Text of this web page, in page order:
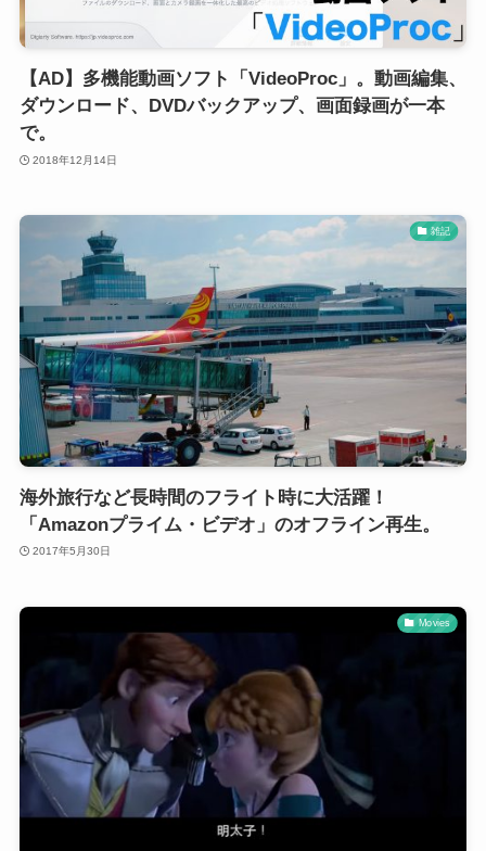
【AD】多機能動画ソフト「VideoProc」。動画編集、
ダウンロード、DVDバックアップ、画面録画が一本
で。
2018年12月14日
雑記
海外旅行など長時間のフライト時に大活躍！
「Amazonプライム・ビデオ」のオフライン再生。
2017年5月30日
Movies